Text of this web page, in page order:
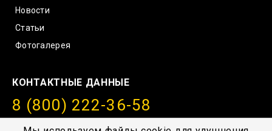
Новости
Статьи
Фотогалерея
КОНТАКТНЫЕ ДАННЫЕ
8 (800) 222-36-58
info@amurstroy.su